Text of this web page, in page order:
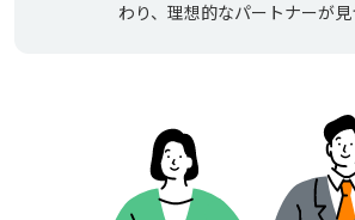
わり、理想的なパートナーが見